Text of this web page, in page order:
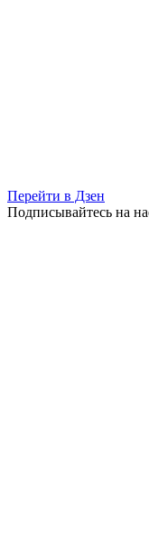
Перейти в Дзен
Подписывайтесь на